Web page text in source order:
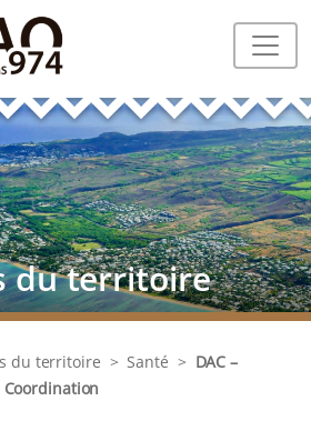
du territoire
du territoire > Santé > DAC –
Coordination